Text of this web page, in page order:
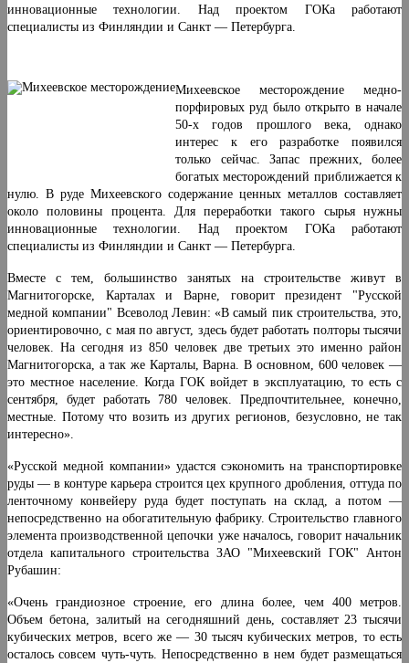
инновационные технологии. Над проектом ГОКа работают
специалисты из Финляндии и Санкт — Петербурга.
Михеевское месторождение медно-
порфировых руд было открыто в начале
50-х годов прошлого века, однако
интерес к его разработке появился
только сейчас. Запас прежних, более
богатых месторождений приближается к
нулю. В руде Михеевского содержание ценных металлов составляет
около половины процента. Для переработки такого сырья нужны
инновационные технологии. Над проектом ГОКа работают
специалисты из Финляндии и Санкт — Петербурга.
Вместе с тем, большинство занятых на строительстве живут в
Магнитогорске, Карталах и Варне, говорит президент "Русской
медной компании" Всеволод Левин: «В самый пик строительства, это,
ориентировочно, с мая по август, здесь будет работать полторы тысячи
человек. На сегодня из 850 человек две третьих это именно район
Магнитогорска, а так же Карталы, Варна. В основном, 600 человек —
это местное население. Когда ГОК войдет в эксплуатацию, то есть с
сентября, будет работать 780 человек. Предпочтительнее, конечно,
местные. Потому что возить из других регионов, безусловно, не так
интересно».
«Русской медной компании» удастся сэкономить на транспортировке
руды — в контуре карьера строится цех крупного дробления, оттуда по
ленточному конвейеру руда будет поступать на склад, а потом —
непосредственно на обогатительную фабрику. Строительство главного
элемента производственной цепочки уже началось, говорит начальник
отдела капитального строительства ЗАО "Михеевский ГОК" Антон
Рубашин:
«Очень грандиозное строение, его длина более, чем 400 метров.
Объем бетона, залитый на сегодняшний день, составляет 23 тысячи
кубических метров, всего же — 30 тысяч кубических метров, то есть
осталось совсем чуть-чуть. Непосредственно в нем будет размещаться